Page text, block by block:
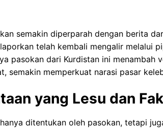
semakin diperparah dengan berita
telah kembali mengalir melalui
pasokan dari Kurdistan ini
semakin memperkuat narasi pasar
yang Lesu dan
ditentukan oleh pasokan, tetapi